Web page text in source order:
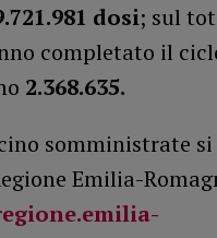
dosi; sul
completato il
2.368.635.
somministrate
Emilia-